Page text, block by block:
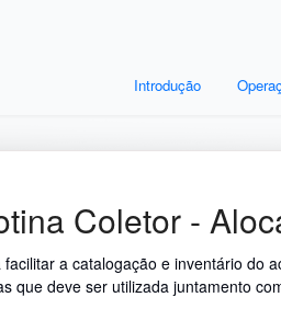
Introdução
Coletor -
facilitar a catalogação e inventário do
que deve ser utilizada juntamento